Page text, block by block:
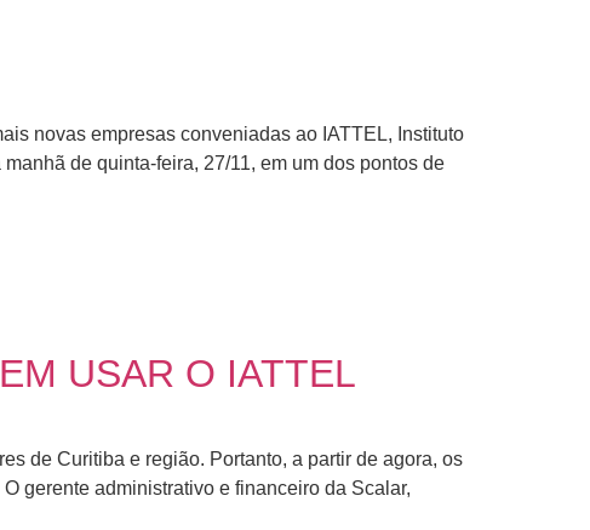
novas empresas conveniadas ao IATTEL, Instituto
de quinta-feira, 27/11, em um dos pontos de
USAR O IATTEL
de Curitiba e região. Portanto, a partir de agora, os
gerente administrativo e financeiro da Scalar,